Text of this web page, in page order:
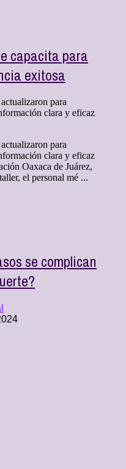
capacita para
exitosa
para
clara y eficaz
para
clara y eficaz
Oaxaca de Juárez,
el personal mé ...
se complican